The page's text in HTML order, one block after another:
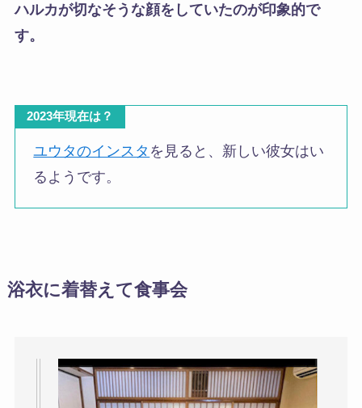
ハルカが切なそうな顔をしていたのが印象的で
す。
2023年現在は？
ユウタのインスタ を見ると、新しい彼女はい
るようです。
浴衣に着替えて食事会